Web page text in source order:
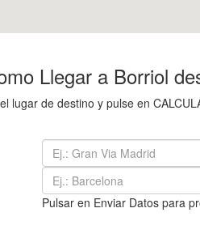
Llegar a Borriol
lugar de destino y pulse en
Pulsar en Enviar Datos para